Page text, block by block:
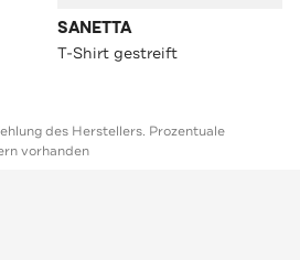
SANETTA
T-Shirt gestreift
des Herstellers. Prozentuale
vorhanden